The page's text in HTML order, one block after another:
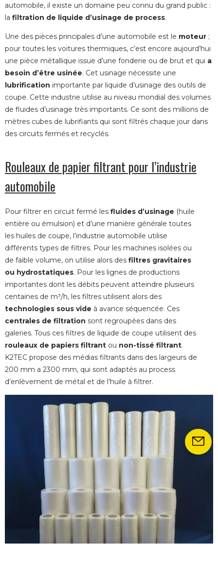
automobile, il existe un domaine peu connu du grand public :
la filtration de liquide d’usinage de process.
Une des pièces principales d’une automobile est le moteur ;
pour toutes les voitures thermiques, c’est encore aujourd’hui
une pièce métallique issue d’une fonderie ou de brut et qui a
besoin d’être usinée. Cet usinage nécessite une
lubrification importante par liquide d’usinage des outils de
coupe. Cette industrie utilise au niveau mondial des volumes
de fluides d’usinage très importants. Ce sont des millions de
mètres cubes de lubrifiants qui sont filtrés chaque jour dans
des circuits fermés et recyclés.
Rouleaux de papier filtrant pour l’industrie
automobile
Pour filtrer en circuit fermé les fluides d’usinage (huile
entière ou émulsion) et d’une manière générale toutes
les huiles de coupe, l’industrie automobile utilise
différents types de filtres. Pour les machines isolées ou
de faible volume, on utilise alors des filtres gravitaires
ou hydrostatiques. Pour les lignes de productions
importantes dont les débits peuvent atteindre plusieurs
centaines de m³/h, les filtres utilisent alors des
technologies sous vide à avance séquencée. Ces
centrales de filtration sont regroupées dans des
galeries. Tous ces filtres de liquide de coupe utilisent des
rouleaux de papiers filtrant ou non-tissé filtrant.
K2TEC propose des médias filtrants dans des largeurs de
200 mm a 2300 mm, qui sont adaptés au process
d’enlèvement de métal et de l’huile à filtrer.